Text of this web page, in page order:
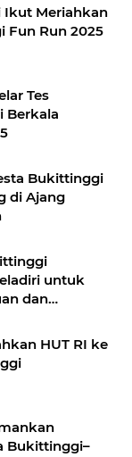
Ikut Meriahkan
Fun Run 2025
Tes
Berkala
Bukittinggi
di Ajang
untuk
dan
HUT RI ke
Bukittinggi–